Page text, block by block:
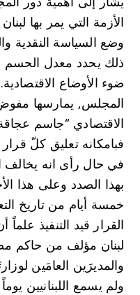
الأزمة التي يمر بها
وضع السياسة النقدية
ذلك يحدد معدل
ضوء الأوضاع
المجلس⸲ يمارسها
الاقتصادي “جاسم
فبامكانه تعليق كلّ
في حال رأى انه يخالف
بهذا الصدد وعلى هذا
خمسة أيام من تاريخ
القرار قيد التنفيذ
لبنان مؤلف من حاكم
والمديرَين العامَين
ولم يسمع اللبنانيين